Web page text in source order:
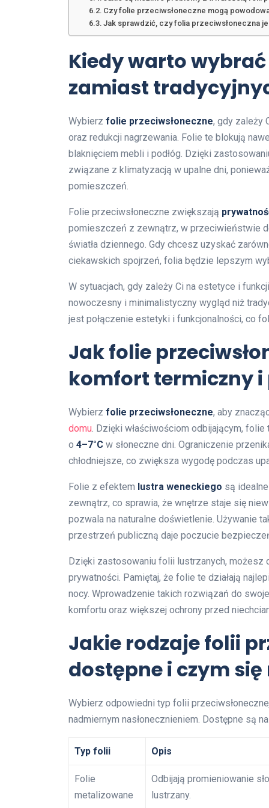
Czy folie przeciwsłoneczne mogą
Jak sprawdzić, czy folia przeciwsłoneczna
Kiedy warto
zamiast
Wybierz folie przeciwsłoneczne, gdy zależy
oraz redukcji nagrzewania. Folie te blokują
blaknięciem mebli i podłóg. Dzięki
związane z klimatyzacją w upalne dni,
pomieszczeń.
Folie przeciwsłoneczne zwiększają
pomieszczeń z zewnątrz, w przeciwieństwie
światła dziennego. Gdy chcesz uzyskać
ciekawskich spojrzeń, folia będzie lepszym
W sytuacjach, gdy zależy Ci na estetyce i
nowoczesny i minimalistyczny wygląd niż
jest połączenie estetyki i funkcjonalności, co
Jak folie
komfort termiczny
Wybierz folie przeciwsłoneczne, aby
domu. Dzięki właściwościom odbijającym,
o 4–7°C w słoneczne dni. Ograniczenie
chłodniejsze, co zwiększa wygodę podczas
Folie z efektem lustra weneckiego są
zewnątrz, co sprawia, że wnętrze staje się
pozwala na naturalne doświetlenie. Używanie
przestrzeń publiczną daje poczucie
Dzięki zastosowaniu folii lustrzanych,
prywatności. Pamiętaj, że folie te działają
nocy. Wprowadzenie takich rozwiązań do
komfortu oraz większej ochrony przed
Jakie rodzaje folii
dostępne i czym się
Wybierz odpowiedni typ folii
nadmiernym nasłonecznieniem. Dostępne są
Typ folii Opis
Folie
metalizowane
Odbijają promieniowanie
lustrzany.